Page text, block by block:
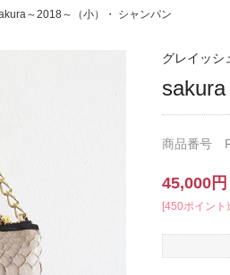
～2018～（小）・ シャンパン
グレイッシ
商品番号
45,000円
[450ポイント